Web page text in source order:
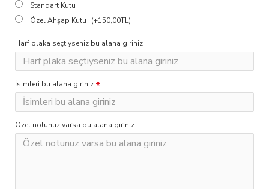
Standart Kutu
Özel Ahşap Kutu
(+150,00TL)
Harf plaka seçtiyseniz bu alana giriniz
İsimleri bu alana giriniz
Özel notunuz varsa bu alana giriniz